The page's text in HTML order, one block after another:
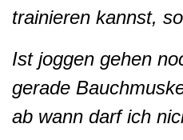
trainieren kannst,
Ist joggen gehen
gerade
ab wann darf ich